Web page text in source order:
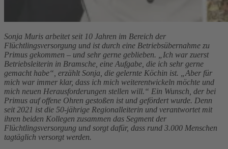
Sonja Muris arbeitet seit 10 Jahren im Bereich der
Flüchtlingsversorgung und ist durch eine Betriebsübernahme zu
Primus gekommen – und sehr gerne geblieben. „Ich war zuerst
Betriebsleiterin in Bramsche, eine Aufgabe, die ich sehr gerne
gemacht habe“, erzählt Sonja, die gelernte Köchin ist. „Aber für
mich war immer klar, dass ich mich weiterentwickeln möchte und
mich neuen Herausforderungen stellen will.“ Ein Wunsch, der bei
Primus auf offene Ohren gestoßen ist und gefördert wurde. Denn
seit 2021 ist die 50-jährige Regionalleiterin und verantwortet mit
ihren beiden Kollegen zusammen das Segment der
Flüchtlingsversorgung und sorgt dafür, dass rund 3.000 Menschen
tagtäglich versorgt werden.